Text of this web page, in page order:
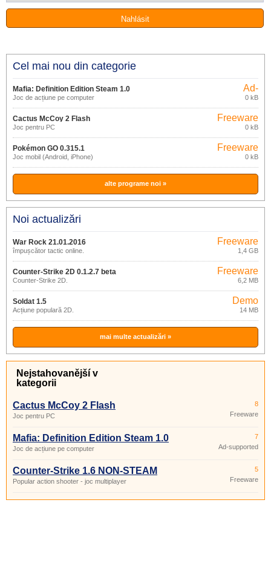
Cel mai nou din categorie
Mafia: Definition Edition Steam 1.0
Joc de acțiune pe computer
Ad-
supported
0 kB
Cactus McCoy 2 Flash
Joc pentru PC
Freeware
0 kB
Pokémon GO 0.315.1
Joc mobil (Android, iPhone)
Freeware
0 kB
alte programe noi »
Noi actualizări
War Rock 21.01.2016
împușcător tactic online.
Freeware
1,4 GB
Counter-Strike 2D 0.1.2.7 beta
Counter-Strike 2D.
Freeware
6,2 MB
Soldat 1.5
Acțiune populară 2D.
Demo
14 MB
mai multe actualizări »
Nejstahovanější v
kategorii
Cactus McCoy 2 Flash
Joc pentru PC
8
Freeware
Mafia: Definition Edition Steam 1.0
Joc de acțiune pe computer
7
Ad-supported
Counter-Strike 1.6 NON-STEAM
Popular action shooter - joc multiplayer
5
Freeware